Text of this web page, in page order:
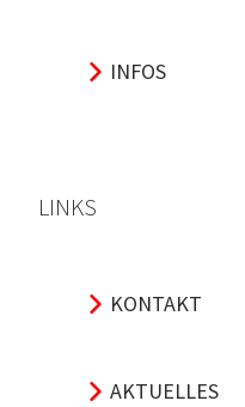
INFOS
LINKS
KONTAKT
AKTUELLES